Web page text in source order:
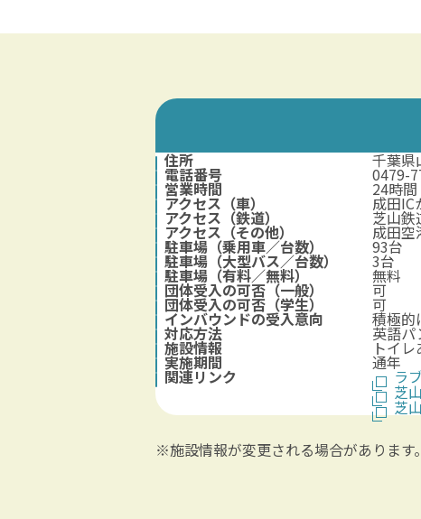
住所 千葉県
電話番号 0479-
営業時間 24時間
アクセス（車） 成田IC
アクセス（鉄道） 芝山鉄
アクセス（その他） 成田空
駐車場（乗用車／台数） 93台
駐車場（大型バス／台数） 3台
駐車場（有料／無料） 無料
団体受入の可否（一般） 可
団体受入の可否（学生） 可
インバウンドの受入意向 積極的
対応方法 英語パ
施設情報 トイレ
実施期間 通年
関連リンク ラ
芝
芝
※施設情報が変更される場合があります